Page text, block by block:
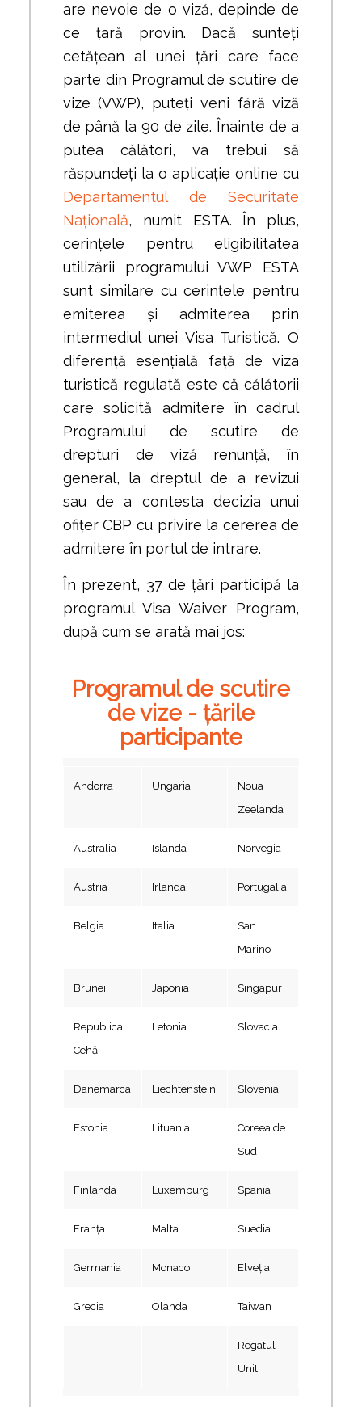
are nevoie de o viză, depinde de
ce țară provin. Dacă sunteți
cetățean al unei țări care face
parte din Programul de scutire de
vize (VWP), puteți veni fără viză
de până la 90 de zile. Înainte de a
putea călători, va trebui să
răspundeți la o aplicație online cu
Departamentul de Securitate
Națională, numit ESTA. În plus,
cerințele pentru eligibilitatea
utilizării programului VWP ESTA
sunt similare cu cerințele pentru
emiterea și admiterea prin
intermediul unei Visa Turistică. O
diferență esențială față de viza
turistică regulată este că călătorii
care solicită admitere în cadrul
Programului de scutire de
drepturi de viză renunță, în
general, la dreptul de a revizui
sau de a contesta decizia unui
ofițer CBP cu privire la cererea de
admitere în portul de intrare.
În prezent, 37 de țări participă la
programul Visa Waiver Program,
după cum se arată mai jos:
Programul de scutire
de vize - țările
participante
Andorra Ungaria
Noua
Zeelanda
Australia Islanda Norvegia
Austria Irlanda Portugalia
Belgia Italia
San
Marino
Brunei Japonia Singapur
Republica
Cehă
Letonia Slovacia
Danemarca Liechtenstein Slovenia
Estonia Lituania
Coreea de
Sud
Finlanda Luxemburg Spania
Franţa Malta Suedia
Germania Monaco Elveţia
Grecia Olanda Taiwan
Regatul
Unit